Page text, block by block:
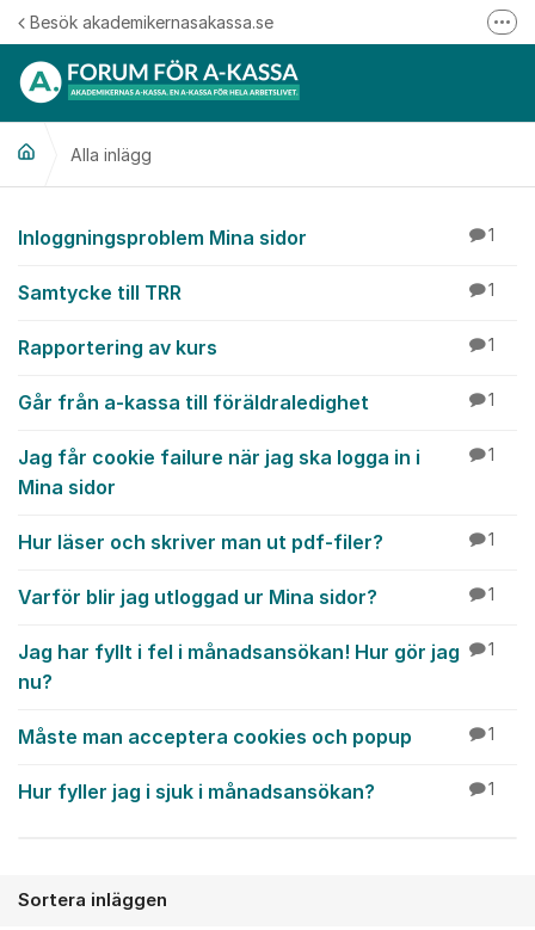
Hoppa till innehåll
Besök akademikernasakassa.se
Alla inlägg
Alla inlägg
Inloggningsproblem Mina sidor 1
Samtycke till TRR 1
Rapportering av kurs 1
Går från a-kassa till föräldraledighet 1
Jag får cookie failure när jag ska logga in i
Mina sidor
1
Hur läser och skriver man ut pdf-filer? 1
Varför blir jag utloggad ur Mina sidor? 1
Jag har fyllt i fel i månadsansökan! Hur gör jag
nu?
1
Måste man acceptera cookies och popup 1
Hur fyller jag i sjuk i månadsansökan? 1
Sortera inläggen